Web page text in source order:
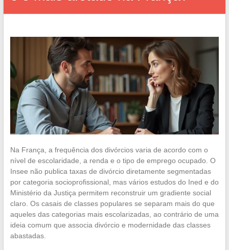
Na França, a frequência dos divórcios varia de acordo com o
nível de escolaridade, a renda e o tipo de emprego ocupado. O
Insee não publica taxas de divórcio diretamente segmentadas
por categoria socioprofissional, mas vários estudos do Ined e do
Ministério da Justiça permitem reconstruir um gradiente social
claro. Os casais de classes populares se separam mais do que
aqueles das categorias mais escolarizadas, ao contrário de uma
ideia comum que associa divórcio e modernidade das classes
abastadas.